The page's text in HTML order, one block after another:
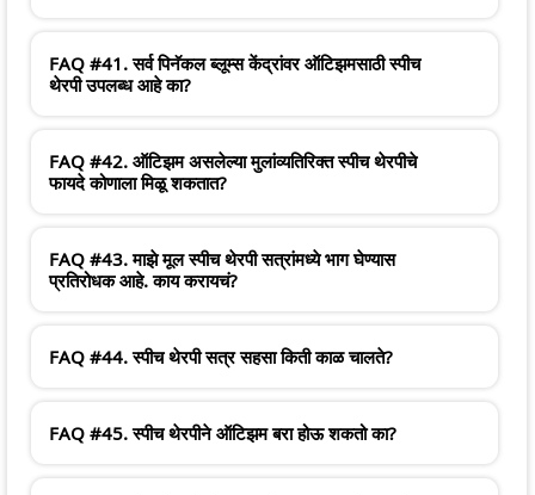
FAQ #41. सर्व पिनॅकल ब्लूम्स केंद्रांवर ऑटिझमसाठी स्पीच
थेरपी उपलब्ध आहे का?
FAQ #42. ऑटिझम असलेल्या मुलांव्यतिरिक्त स्पीच थेरपीचे
फायदे कोणाला मिळू शकतात?
FAQ #43. माझे मूल स्पीच थेरपी सत्रांमध्ये भाग घेण्यास
प्रतिरोधक आहे. काय करायचं?
FAQ #44. स्पीच थेरपी सत्र सहसा किती काळ चालते?
FAQ #45. स्पीच थेरपीने ऑटिझम बरा होऊ शकतो का?